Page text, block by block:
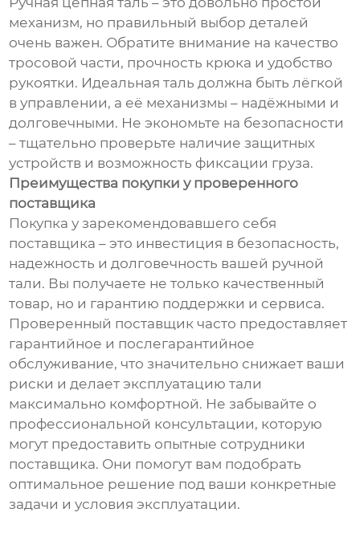
механизм, но правильный выбор деталей
очень важен. Обратите внимание на качество
тросовой части, прочность крюка и удобство
рукоятки. Идеальная таль должна быть лёгкой
в управлении, а её механизмы – надёжными и
долговечными. Не экономьте на безопасности
– тщательно проверьте наличие защитных
устройств и возможность фиксации груза.
Преимущества покупки у проверенного
поставщика
Покупка у зарекомендовавшего себя
поставщика – это инвестиция в безопасность,
надежность и долговечность вашей ручной
тали. Вы получаете не только качественный
товар, но и гарантию поддержки и сервиса.
Проверенный поставщик часто предоставляет
гарантийное и послегарантийное
обслуживание, что значительно снижает ваши
риски и делает эксплуатацию тали
максимально комфортной. Не забывайте о
профессиональной консультации, которую
могут предоставить опытные сотрудники
поставщика. Они помогут вам подобрать
оптимальное решение под ваши конкретные
задачи и условия эксплуатации.